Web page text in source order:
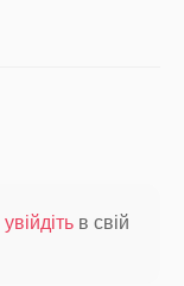
увійдіть в свій